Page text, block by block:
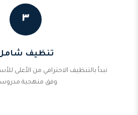
٣
تنظيف
نبدأ بالتنظيف الاحترافي من الأعلى
وفق منهجية